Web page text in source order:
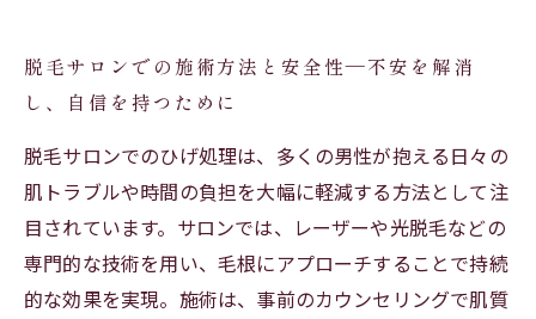
脱毛サロンでの施術方法と安全性—不安を解消
し、自信を持つために
脱毛サロンでのひげ処理は、多くの男性が抱える日々の
肌トラブルや時間の負担を大幅に軽減する方法として注
目されています。サロンでは、レーザーや光脱毛などの
専門的な技術を用い、毛根にアプローチすることで持続
的な効果を実現。施術は、事前のカウンセリングで肌質